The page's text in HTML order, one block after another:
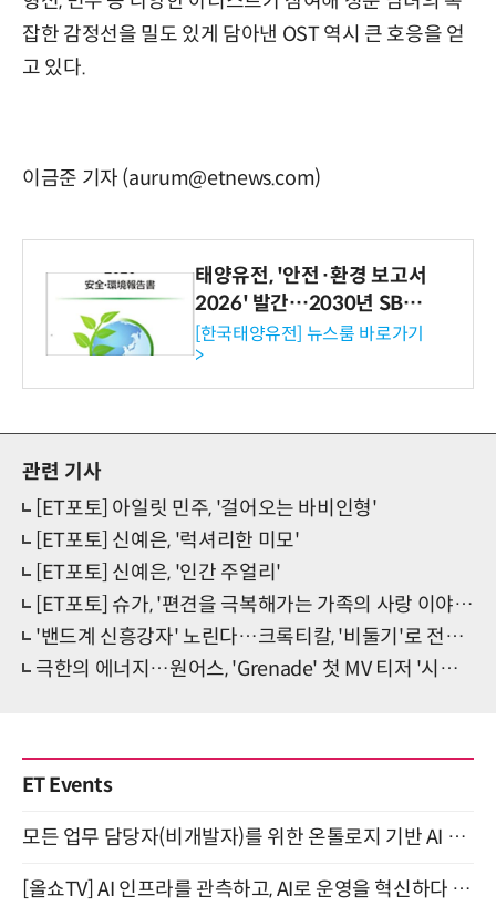
잡한 감정선을 밀도 있게 담아낸 OST 역시 큰 호응을 얻
고 있다.
이금준 기자 (aurum@etnews.com)
태양유전, '안전·환경 보고서
2026' 발간…2030년 SBT
수준 온실가스 감축 추진
[한국태양유전] 뉴스룸 바로가기
>
관련 기사
[ET포토] 아일릿 민주, '걸어오는 바비인형'
[ET포토] 신예은, '럭셔리한 미모'
[ET포토] 신예은, '인간 주얼리'
[ET포토] 슈가, '편견을 극복해가는 가족의 사랑 이야기'
'밴드계 신흥강자' 노린다…크록티칼, '비둘기'로 전격 데뷔
극한의 에너지…원어스, 'Grenade' 첫 MV 티저 '시선 집중'
ET Events
모든 업무 담당자(비개발자)를 위한 온톨로지 기반 AI 지식체계 설계 1-day 워크숍 8월 20일 개최
[올쇼TV] AI 인프라를 관측하고, AI로 운영을 혁신하다 (8월 11일 생방송)